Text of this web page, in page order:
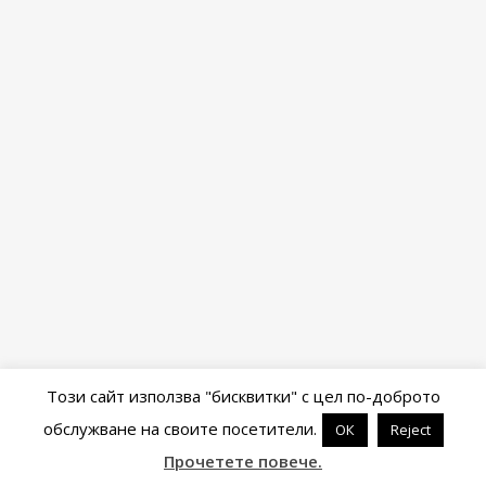
Powered byWordPress&Portfolio .
Този сайт използва "бисквитки" с цел по-доброто
обслужване на своите посетители.
ОК Reject
Прочетете повече.